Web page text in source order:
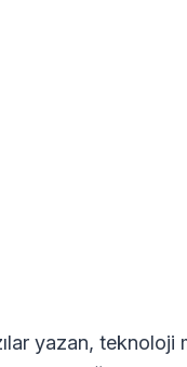
yazan, teknoloji